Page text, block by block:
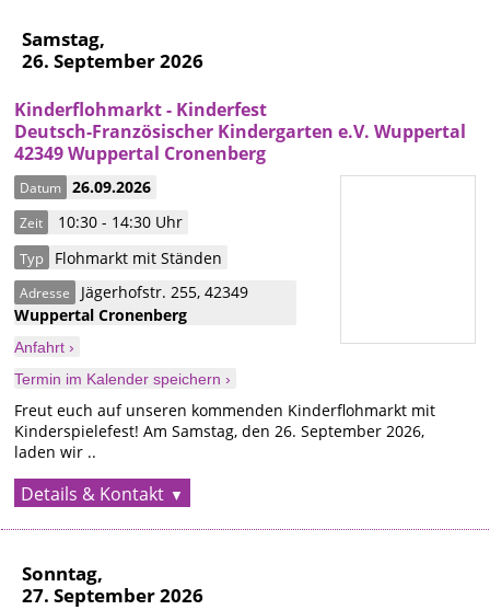
Samstag,
26. September 2026
Kinderflohmarkt - Kinderfest
Deutsch-Französischer Kindergarten e.V. Wuppertal
42349 Wuppertal Cronenberg
Datum 26.09.2026
Zeit 10:30 - 14:30 Uhr
Typ Flohmarkt mit Ständen
Adresse Jägerhofstr. 255,42349
WuppertalCronenberg
Anfahrt ›
Termin im Kalender speichern ›
Freut euch auf unseren kommenden Kinderflohmarkt mit
Kinderspielefest! Am Samstag, den 26. September 2026,
laden wir ..
Details & Kontakt
Sonntag,
27. September 2026